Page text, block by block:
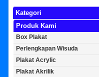
Kategori
Produk Kami
Box Plakat
Perlengkapan Wisuda
Plakat Acrylic
Plakat Akrilik